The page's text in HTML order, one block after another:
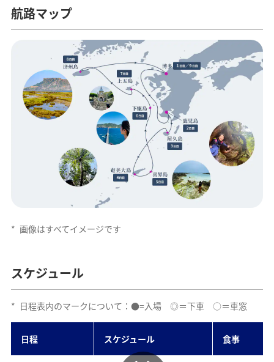
航路マップ
* 画像はすべてイメージです
スケジュール
* 日程表内のマークについて：●=入場 ◎＝下車 ○＝車窓
日程 スケジュール 食事